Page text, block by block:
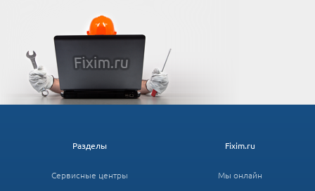
Fixim.ru
Мы онлайн
Разделы
Сервисные центры